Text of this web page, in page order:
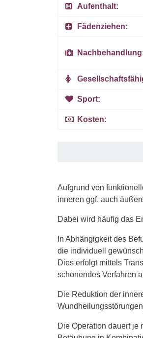
Aufenthalt:
Fädenziehen:
Sport:
Kosten:
Aufgrund von
inneren ggf. auch
Dabei wird häufig das
In Abhängigkeit des
die individuell
Dies erfolgt mittels
schonendes Verfahren
Die Reduktion der
Die Operation dauert je